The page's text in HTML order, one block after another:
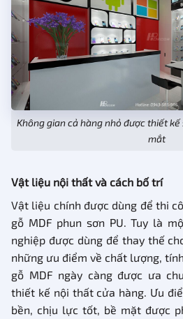
Không gian cả hàng nhỏ được thiết
mắt
Vật liệu nội thất và cách bố trí
Vật liệu chính được dùng để thi
gỗ MDF phun sơn PU. Tuy là
nghiệp được dùng để thay thế
những ưu điểm về chất lượng,
gỗ MDF ngày càng được ưa
thiết kế nội thất cửa hàng. Ưu
bền, chịu lực tốt, bề mặt được